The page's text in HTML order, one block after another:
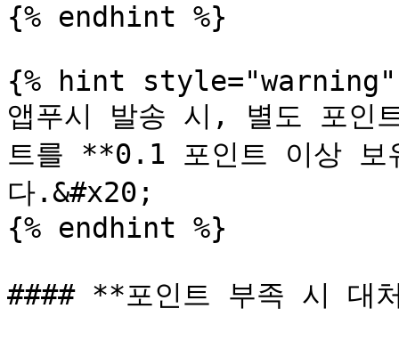
{% endhint %}
{% hint style="warning"
앱푸시 발송 시, 별도 포인
트를 **0.1 포인트 이상 보
다.&#x20;
{% endhint %}
#### **포인트 부족 시 대